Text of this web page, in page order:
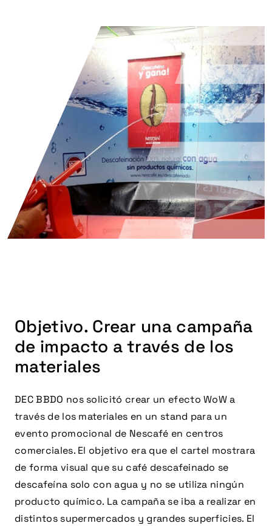
Objetivo. Crear una campaña
de impacto a través de los
materiales
DEC BBDO nos solicitó crear un efecto WoW a
través de los materiales en un stand para un
evento promocional de Nescafé en centros
comerciales. El objetivo era que el cartel mostrara
de forma visual que su café descafeinado se
descafeína solo con agua y no se utiliza ningún
producto químico. La campaña se iba a realizar en
distintos supermercados y grandes superficies. El